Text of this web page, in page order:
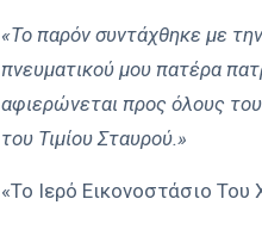
«Το παρόν συντάχθηκε με
πνευματικού μου πατέρα
αφιερώνεται προς όλους
του Τιμίου Σταυρού.»
«To Ιερό Εικονοστάσιο